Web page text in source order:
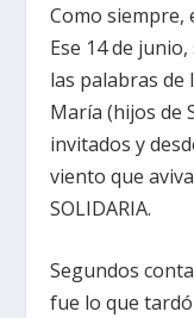
Como siempre,
Ese 14 de
las palabras de
María (hijos de
invitados y
viento que
SOLIDARIA.
Segundos
fue lo que